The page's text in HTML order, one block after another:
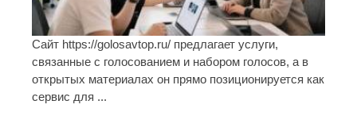
Сайт https://golosavtop.ru/ предлагает услуги,
связанные с голосованием и набором голосов, а в
открытых материалах он прямо позиционируется как
сервис для ...